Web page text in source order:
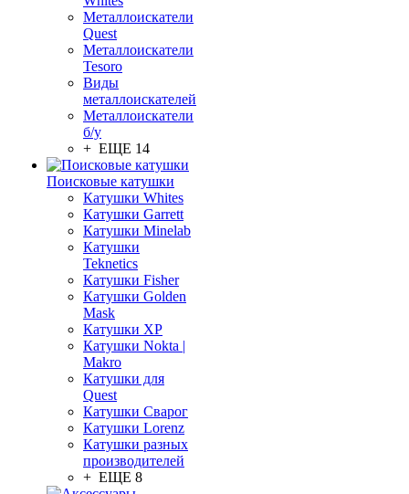
Металлоискатели
Quest
Металлоискатели
Tesoro
Виды
металлоискателей
Металлоискатели
б/у
+ ЕЩЕ 14
Поисковые катушки
Катушки Whites
Катушки Garrett
Катушки Minelab
Катушки
Teknetics
Катушки Fisher
Катушки Golden
Mask
Катушки XP
Катушки Nokta |
Makro
Катушки для
Quest
Катушки Сварог
Катушки Lorenz
Катушки разных
производителей
+ ЕЩЕ 8